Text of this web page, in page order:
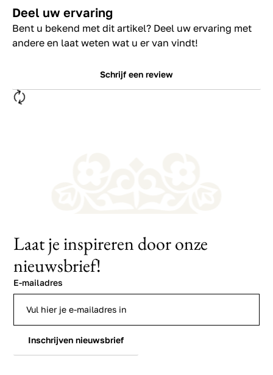
Deel uw ervaring
Bent u bekend met dit artikel? Deel uw ervaring met
andere en laat weten wat u er van vindt!
Schrijf een review
Laat je inspireren door onze
nieuwsbrief!
E-mailadres
Inschrijven nieuwsbrief